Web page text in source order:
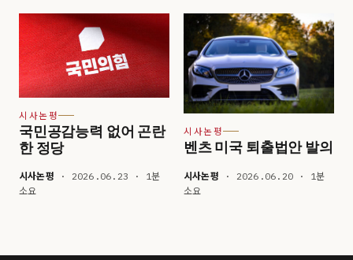
시사논평
국민공감능력 없어 곤란
한 정당
시사논평 · 2026.06.23 · 1분
소요
시사논평
벤츠 미국 퇴출법안 발의
시사논평 · 2026.06.20 · 1분
소요